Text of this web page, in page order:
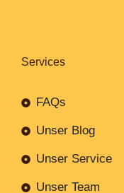
Services
FAQs
Unser Blog
Unser Service
Unser Team